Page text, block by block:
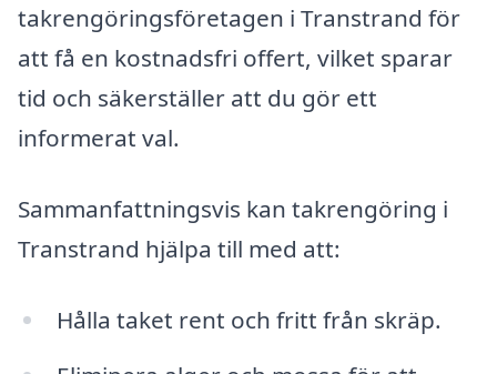
takrengöringsföretagen i Transtrand för
att få en kostnadsfri offert, vilket sparar
tid och säkerställer att du gör ett
informerat val.
Sammanfattningsvis kan takrengöring i
Transtrand hjälpa till med att:
Hålla taket rent och fritt från skräp.